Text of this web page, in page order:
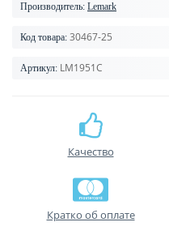
Производитель: Lemark
Код товара: 30467-25
Артикул: LM1951C
Качество
Кратко об оплате